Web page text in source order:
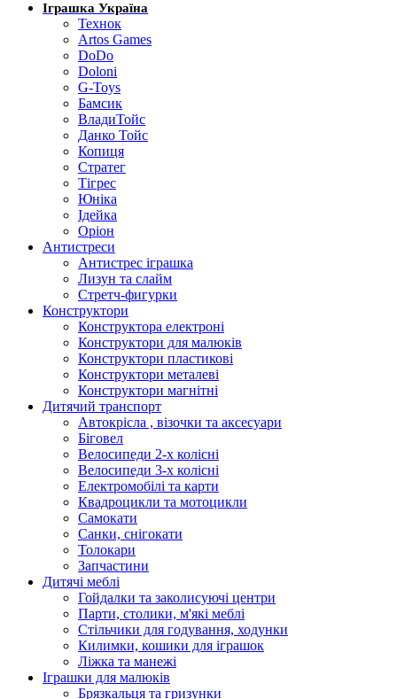
Іграшка Україна
Технок
Artos Games
DoDo
Doloni
G-Toys
Бамсик
ВладиТойс
Данко Тойс
Копиця
Стратег
Тігрес
Юніка
Ідейка
Оріон
Антистреси
Антистрес іграшка
Лизун та слайм
Стретч-фигурки
Конструктори
Конструктора електроні
Конструктори для малюків
Конструктори пластикові
Конструктори металеві
Конструктори магнітні
Дитячий транспорт
Автокрісла , візочки та аксесуари
Біговел
Велосипеди 2-х колісні
Велосипеди 3-х колісні
Електромобілі та карти
Квадроцикли та мотоцикли
Самокати
Санки, снігокати
Толокари
Запчастини
Дитячі меблі
Гойдалки та заколисуючі центри
Парти, столики, м'які меблі
Стільчики для годування, ходунки
Килимки, кошики для іграшок
Ліжка та манежі
Іграшки для малюків
Брязкальця та гризунки